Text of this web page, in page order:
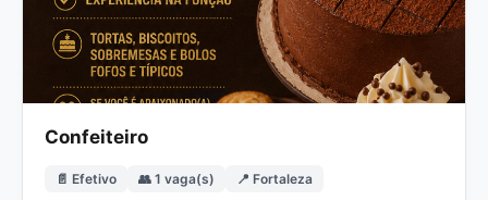
Confeiteiro
📄 Efetivo 👥 1 vaga(s) 📍 Fortaleza